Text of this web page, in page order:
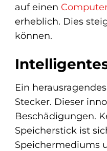
auf einen
erheblich. Dies
können.
Ein
Stecker. Dieser
Beschädigungen.
Speicherstick ist
Speichermediums